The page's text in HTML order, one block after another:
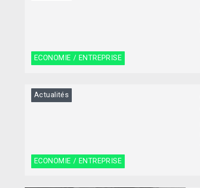
ECONOMIE / ENTREPRISE
ECONOMIE / ENTREPRISE
Actualités